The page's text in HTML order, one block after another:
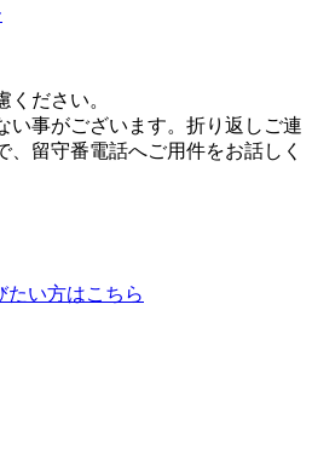
ださい。
い事がございます。折り返しご連
、留守番電話へご用件をお話しく
たい方はこちら